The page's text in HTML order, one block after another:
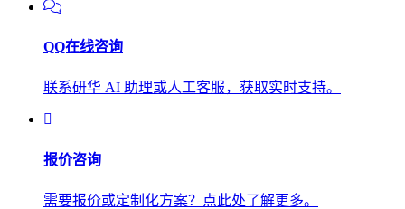
QQ在线咨询
联系研华 AI 助理或人工客服，获取实时支持。
报价咨询
需要报价或定制化方案？点此处了解更多。